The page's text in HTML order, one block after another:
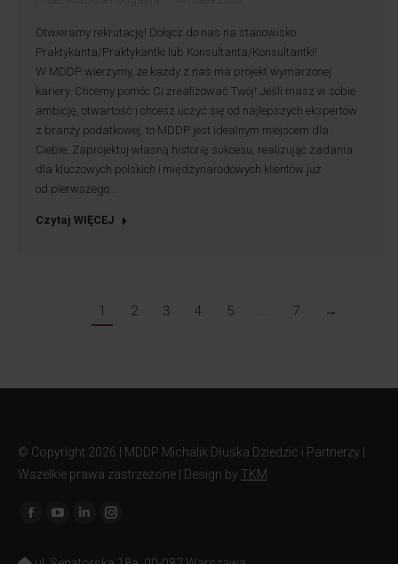
Otwieramy rekrutację! Dołącz do nas na stanowisko
Praktykanta/Praktykantki lub Konsultanta/Konsultantki!
W MDDP wierzymy, że każdy z nas ma projekt wymarzonej
kariery. Chcemy pomóc Ci zrealizować Twój! Jeśli masz w sobie
ambicję, otwartość i chcesz uczyć się od najlepszych ekspertów
z branży podatkowej, to MDDP jest idealnym miejscem dla
Ciebie. Zaprojektuj własną historię sukcesu, realizując zadania
dla kluczowych polskich i międzynarodowych klientów już
od pierwszego…
Czytaj WIĘCEJ
1 2 3 4 5 … 7 →
© Copyright 2026 | MDDP Michalik Dłuska Dziedzic i Partnerzy |
Wszelkie prawa zastrzeżone | Design by TKM
Znajdź nas na: